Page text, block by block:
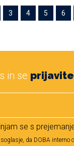
3 4 5 6
in se
se s
da DOBA interno